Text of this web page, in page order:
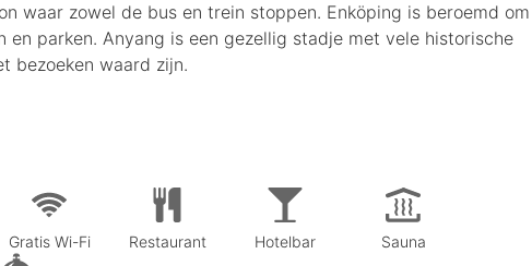
waar zowel de bus en trein stoppen. Enköping is beroemd om
en parken. Anyang is een gezellig stadje met vele historische
bezoeken waard zijn.
Gratis Wi-Fi Restaurant Hotelbar Sauna